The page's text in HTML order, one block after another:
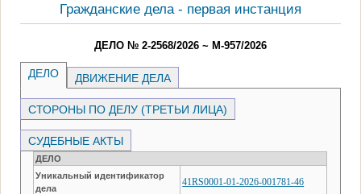
Гражданские дела - первая инстанция
ДЕЛО № 2-2568/2026 ~ М-957/2026
ДЕЛО ДВИЖЕНИЕ ДЕЛА
СТОРОНЫ ПО ДЕЛУ (ТРЕТЬИ ЛИЦА)
СУДЕБНЫЕ АКТЫ
ДЕЛО
Уникальный идентификатор
дела
41RS0001-01-2026-001781-46